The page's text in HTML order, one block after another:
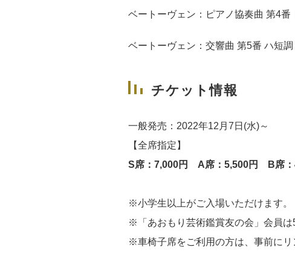
ベートーヴェン：ピアノ協奏曲 第4番
ベートーヴェン：交響曲 第5番 ハ短調
チケット情報
一般発売：2022年12月7日(水)～
【全席指定】
S席：7,000円 A席：5,500円 B席：
※小学生以上がご入場いただけます。
※「あおもり芸術鑑賞友の会」会員は
※車椅子席をご利用の方は、事前にリ